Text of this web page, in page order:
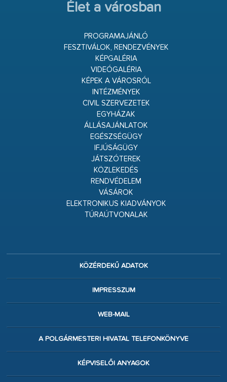
Élet a városban
PROGRAMAJÁNLÓ
FESZTIVÁLOK, RENDEZVÉNYEK
KÉPGALÉRIA
VIDEÓGALÉRIA
KÉPEK A VÁROSRÓL
INTÉZMÉNYEK
CIVIL SZERVEZETEK
EGYHÁZAK
ÁLLÁSAJÁNLATOK
EGÉSZSÉGÜGY
IFJÚSÁGÜGY
JÁTSZÓTEREK
KÖZLEKEDÉS
RENDVÉDELEM
VÁSÁROK
ELEKTRONIKUS KIADVÁNYOK
TÚRAÚTVONALAK
KÖZÉRDEKŰ ADATOK
IMPRESSZUM
WEB-MAIL
A POLGÁRMESTERI HIVATAL TELEFONKÖNYVE
KÉPVISELŐI ANYAGOK